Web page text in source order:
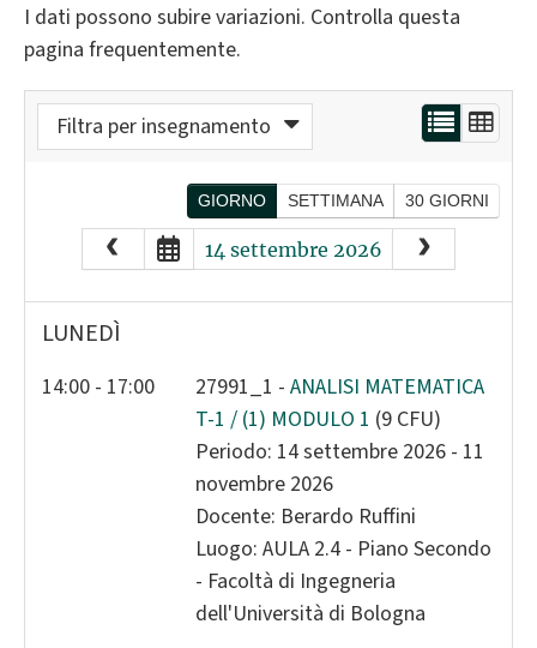
I dati possono subire variazioni. Controlla questa
pagina frequentemente.
Filtra per insegnamento
GIORNO SETTIMANA 30 GIORNI
August 2026
Sun Mon Tue Wed Thu Fri
26 27 28 29 30 31
9 10 11 12 13 14
17 18 19 20
24 25 26 27 28
31 1 2 3
Today Clear Close
14 settembre 2026
LUNEDÌ
14:00 - 17:00 27991_1 - ANALISI MATEMATICA
T-1 / (1) MODULO 1 (9 CFU)
Periodo: 14 settembre 2026 - 11
novembre 2026
Docente: Berardo Ruffini
Luogo: AULA 2.4 - Piano Secondo
- Facoltà di Ingegneria
dell'Università di Bologna